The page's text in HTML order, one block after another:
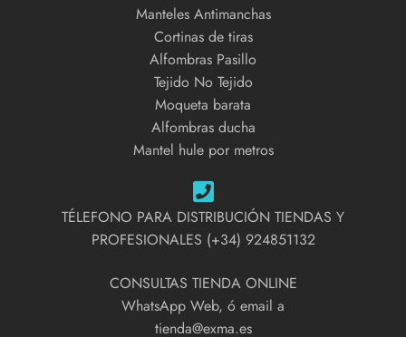
Manteles Antimanchas
Cortinas de tiras
Alfombras Pasillo
Tejido No Tejido
Moqueta barata
Alfombras ducha
Mantel hule por metros
TÉLEFONO PARA DISTRIBUCIÓN TIENDAS Y
PROFESIONALES (+34) 924851132
CONSULTAS TIENDA ONLINE
WhatsApp Web, ó email a
tienda@exma.es